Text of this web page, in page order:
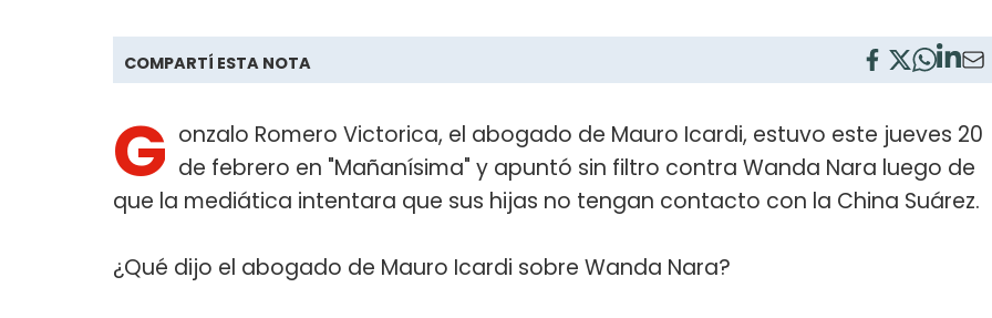
COMPARTÍ ESTA NOTA
G onzalo Romero Victorica, el abogado de Mauro Icardi, estuvo este jueves 20
de febrero en "Mañanísima" y apuntó sin filtro contra Wanda Nara luego de
que la mediática intentara que sus hijas no tengan contacto con la China Suárez.
¿Qué dijo el abogado de Mauro Icardi sobre Wanda Nara?